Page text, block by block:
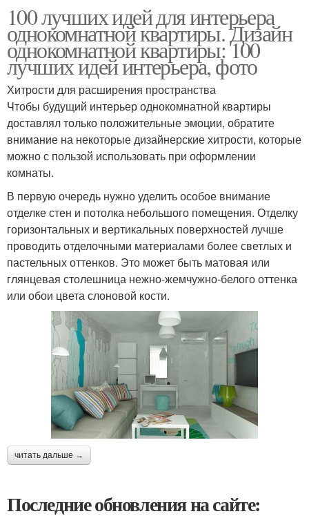
100 лучших идей для интерьера
однокомнатной квартиры. Дизайн
однокомнатной квартиры: 100
лучших идей интерьера, фото
Хитрости для расширения пространства
Чтобы будущий интерьер однокомнатной квартиры
доставлял только положительные эмоции, обратите
внимание на некоторые дизайнерские хитрости, которые
можно с пользой использовать при оформлении
комнаты.
В первую очередь нужно уделить особое внимание
отделке стен и потолка небольшого помещения. Отделку
горизонтальных и вертикальных поверхностей лучше
проводить отделочными материалами более светлых и
пастельных оттенков. Это может быть матовая или
глянцевая столешница нежно-жемчужно-белого оттенка
или обои цвета слоновой кости.
читать дальше →
Последние обновления на сайте: